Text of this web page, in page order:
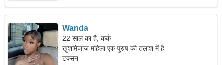
Wanda
22 साल का है, कर्क
खुशमिजाज महिला एक पुरुष की तलाश में है।
टक्सन